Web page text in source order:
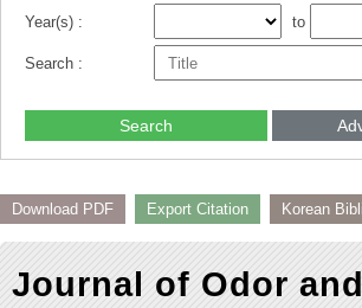
Year(s) : to
Search :
Search
Download PDF Export Citation Korean
Journal of Odor